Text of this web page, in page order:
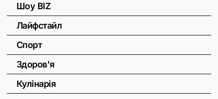
Шоу BIZ
Лайфстайл
Спорт
Здоров'я
Кулінарія